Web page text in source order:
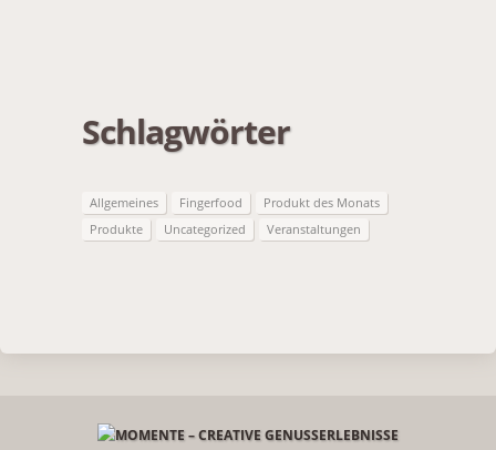
Schlagwörter
Allgemeines Fingerfood
Produkt des Monats
Produkte
Uncategorized Veranstaltungen